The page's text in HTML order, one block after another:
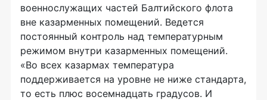
военнослужащих частей Балтийского флота
вне казарменных помещений. Ведется
постоянный контроль над температурным
режимом внутри казарменных помещений.
«Во всех казармах температура
поддерживается на уровне не ниже стандарта,
то есть плюс восемнадцать градусов. И